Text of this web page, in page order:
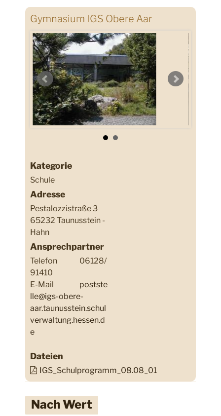
Gymnasium IGS Obere Aar
Kategorie
Schule
Adresse
Pestalozzistraße 3
65232 Taunusstein -
Hahn
Ansprechpartner
Telefon
06128/
91410
E-Mail
postste
lle@igs-obere-
aar.taunusstein.schul
verwaltung.hessen.d
e
Dateien
IGS_Schulprogramm_08.08_01
Nach Wert